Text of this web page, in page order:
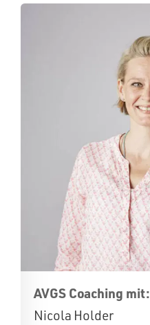
AVGS Coaching mit:
Nicola Holder